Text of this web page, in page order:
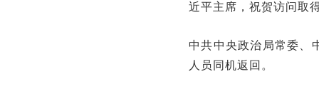
近平主席，祝贺访问取
中共中央政治局常委、
人员同机返回。